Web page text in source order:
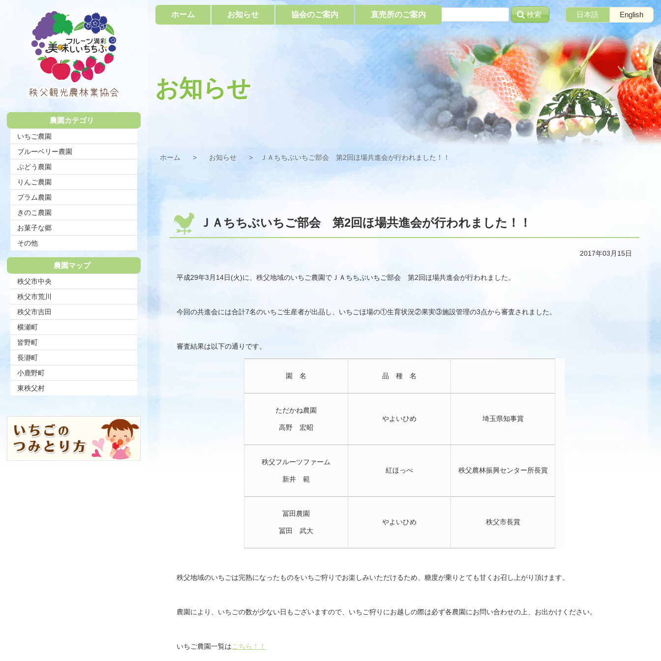
検索 日本語 English
ホーム お知らせ 協会のご案内 直売所のご案内
お知らせ
ホーム お知らせ ＪＡちちぶいちご部会 第2回ほ場共進会が行われました！！
ＪＡちちぶいちご部会 第2回ほ場共進会が行われました！！
2017年03月15日
平成29年3月14日(火)に、秩父地域のいちご農園でＪＡちちぶいちご部会 第2回ほ場共進会が行われました。
今回の共進会には合計7名のいちご生産者が出品し、いちごほ場の①生育状況②果実③施設管理の3点から審査されました。
審査結果は以下の通りです。
園 名 品 種 名
ただかね農園
高野 宏昭
やよいひめ 埼玉県知事賞
秩父フルーツファーム
新井 範
紅ほっぺ 秩父農林振興センター所長賞
冨田農園
冨田 武大
やよいひめ 秩父市長賞
秩父地域のいちごは完熟になったものをいちご狩りでお楽しみいただけるため、糖度が乗りとても甘くお召し上がり頂けます。
農園により、いちごの数が少ない日もございますので、いちご狩りにお越しの際は必ず各農園にお問い合わせの上、お出かけください。
いちご農園一覧は こちら！！
秩父観光農
林業協会
農園カテゴリ
いちご農園
ブルーベリー農園
ぶどう農園
りんご農園
プラム農園
きのこ農園
お菓子な郷
その他
農園マップ
秩父市中央
秩父市荒川
秩父市吉田
横瀬町
皆野町
長瀞町
小鹿野町
東秩父村